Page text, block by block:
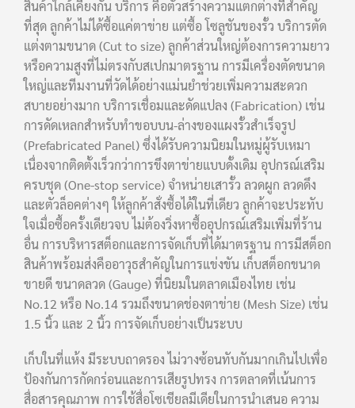
สินค้าใกล้เคียงกัน บริการ คือตัวสร้างความแตกต่างที่สำคัญ
ที่สุด ลูกค้าไม่ได้ซื้อแค่ตาข่าย แต่ซื้อ โซลูชันของรั้ว บริการตัด
แต่งตามขนาด (Cut to size) ลูกค้าส่วนใหญ่ต้องการความยาว
หรือความสูงที่ไม่ตรงกับสเปกมาตรฐาน การมีเครื่องตัดขนาด
ใหญ่และทีมงานที่วัดได้อย่างแม่นยำช่วยเพิ่มความสะดวก
สบายอย่างมาก บริการเชื่อมและดัดแปลง (Fabrication) เช่น
การดัดเหลกสำหรับทำขอบบน-ล่างของแผงรั้วสำเร็จรูป
(Prefabricated Panel) ซึ่งได้รับความนิยมในหมู่ผู้รับเหมา
เนื่องจากติดตั้งเร็วกว่าการขึงตาข่ายแบบดั้งเดิม อุปกรณ์เสริม
ครบชุด (One-stop service) จำหน่ายเสารั้ว ลวดผูก ลวดดึง
และตัวล็อคต่างๆ ให้ลูกค้าสั่งซื้อได้ในที่เดียว ลูกค้าจะประทับ
ใจเมื่อซื้อครั้งเดียวจบ ไม่ต้องวิ่งหาซื้ออุปกรณ์เสริมเพิ่มที่ร้าน
อื่น การบริหารสต็อกและการจัดเก็บที่ได้มาตรฐาน การมีสต็อก
สินค้าพร้อมส่งคืออาวุธสำคัญในการแข่งขัน เก็บสต็อกขนาด
ขายดี ขนาดลวด (Gauge) ที่นิยมในตลาดเมืองไทย เช่น
No.12 หรือ No.14 รวมถึงขนาดช่องตาข่าย (Mesh Size) เช่น
1.5 นิ้ว และ 2 นิ้ว การจัดเก็บอย่างเป็นระบบ
เก็บในที่แห้ง มีระบบถาดรอง ไม่วางซ้อนทับกันมากเกินไปเพื่อ
ป้องกันการกัดกร่อนและการเสียรูปทรง การตลาดที่เน้นการ
สื่อสารคุณภาพ การใช้สื่อโซเชียลมีเดียในการนำเสนอ ความ